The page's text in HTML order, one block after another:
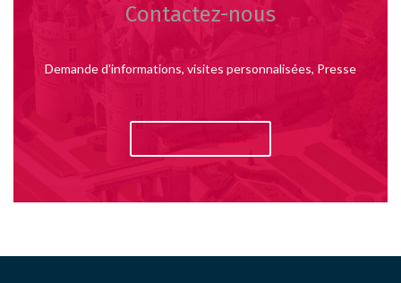
Contactez-nous
Demande d'informations, visites personnalisées, Presse
Contactez-nous